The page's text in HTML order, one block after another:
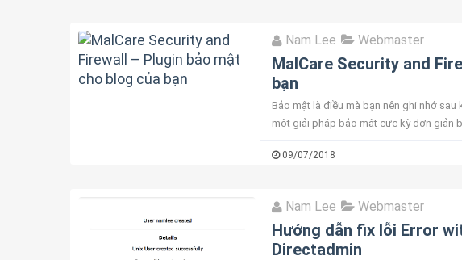
Nam Lee Webmaster
MalCare Security and
bạn
Bảo mật là điều mà bạn nên ghi nhớ
một giải pháp bảo mật cực kỳ đơn giản
09/07/2018
Nam Lee Webmaster
Hướng dẫn fix lỗi Error
Directadmin